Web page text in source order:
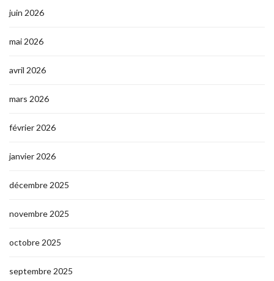
juin 2026
mai 2026
avril 2026
mars 2026
février 2026
janvier 2026
décembre 2025
novembre 2025
octobre 2025
septembre 2025